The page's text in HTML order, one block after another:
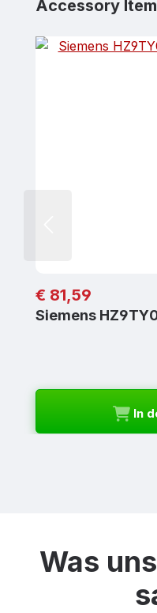
Accessory
Regulärer Preis:
€ 81,59
Siemens
In
Was